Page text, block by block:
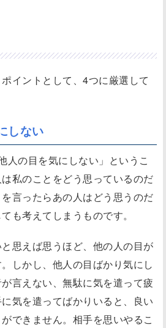
イントとして、4つに厳選して
しない
人の目を気にしない」というこ
私のことをどう思っているのだ
言ったらあの人はどう思うのだ
も考えてしまうものです。
思えば思うほど、他の人の目が
しかし、他人の目ばかり気にし
言えない、無駄に気を遣って疲
気を遣ってばかりいると、良い
できません。相手を思いやるこ